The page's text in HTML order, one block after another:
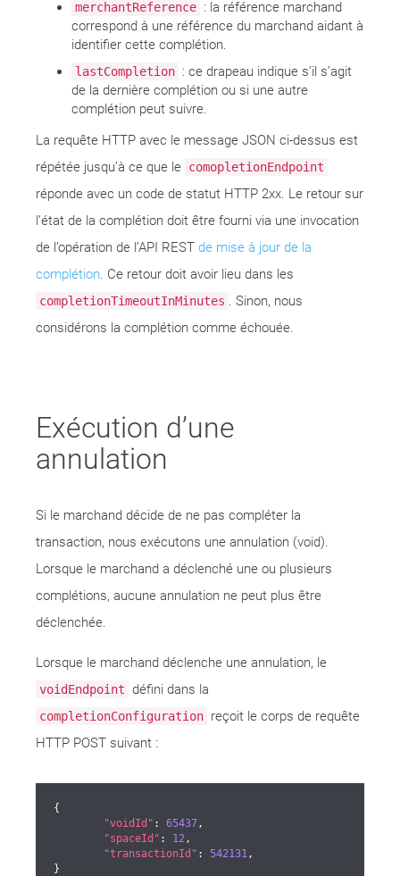
merchantReference : la référence marchand
correspond à une référence du marchand aidant à
identifier cette complétion.
lastCompletion : ce drapeau indique s’il s’agit
de la dernière complétion ou si une autre
complétion peut suivre.
La requête HTTP avec le message JSON ci-dessus est
répétée jusqu’à ce que le comopletionEndpoint
réponde avec un code de statut HTTP 2xx. Le retour sur
l’état de la complétion doit être fourni via une invocation
de l’opération de l’API REST de mise à jour de la
complétion. Ce retour doit avoir lieu dans les
completionTimeoutInMinutes . Sinon, nous
considérons la complétion comme échouée.
Exécution d’une
annulation
Si le marchand décide de ne pas compléter la
transaction, nous exécutons une annulation (void).
Lorsque le marchand a déclenché une ou plusieurs
complétions, aucune annulation ne peut plus être
déclenchée.
Lorsque le marchand déclenche une annulation, le
voidEndpoint défini dans la
completionConfiguration reçoit le corps de requête
HTTP POST suivant :
{
"voidId" : 65437,
"spaceId" : 12,
"transactionId" : 542131,
}